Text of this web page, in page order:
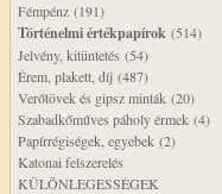
Fémpénz (191)
Történelmi értékpapírok (514)
Jelvény, kitüntetés (54)
Érem, plakett, díj (487)
Verőtövek és gipsz minták (20)
Szabadkőműves páholy érmek (4)
Papírrégiségek, egyebek (2)
Katonai felszerelés
KÜLÖNLEGESSÉGEK